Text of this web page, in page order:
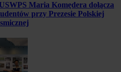
Maria Komędera dołącza
przy Prezesie Polskiej